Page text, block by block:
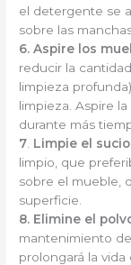
el detergente se
sobre las
6.Aspire los
reducir la
limpieza
limpieza. Aspire
durante más
7 Limpie el
limpio, que
sobre el mueble,
superficie.
8. Elimine el
mantenimiento
prolongará la vida